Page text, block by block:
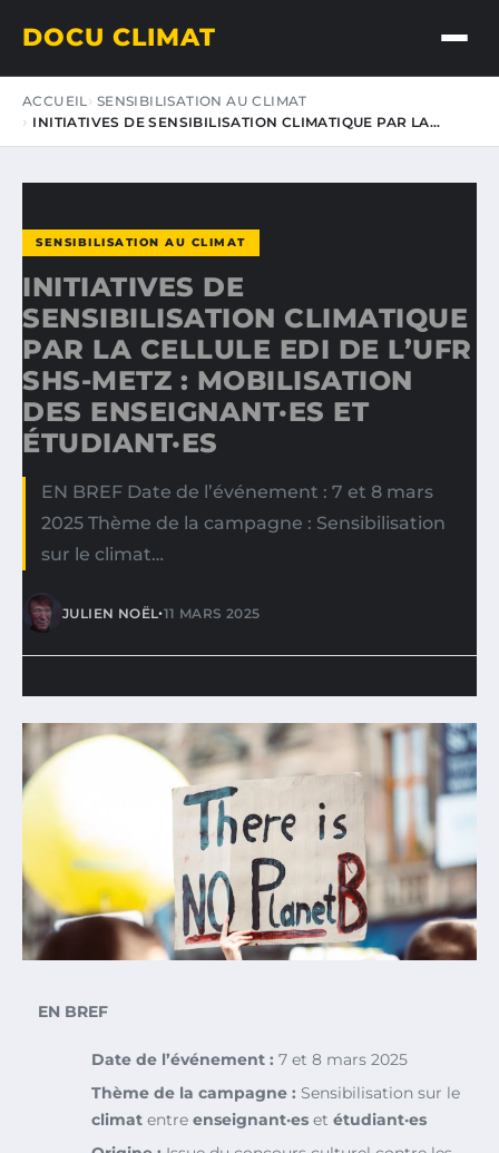
DOCU CLIMAT
ACCUEIL SENSIBILISATION AU CLIMAT
INITIATIVES DE SENSIBILISATION CLIMATIQUE PAR LA…
SENSIBILISATION AU CLIMAT
INITIATIVES DE
SENSIBILISATION CLIMATIQUE
PAR LA CELLULE EDI DE L’UFR
SHS-METZ : MOBILISATION
DES ENSEIGNANT·ES ET
ÉTUDIANT·ES
EN BREF Date de l’événement : 7 et 8 mars
2025 Thème de la campagne : Sensibilisation
sur le climat…
JULIEN NOËL•11 MARS 2025
EN BREF
Date de l’événement : 7 et 8 mars 2025
Thème de la campagne : Sensibilisation sur le
climat entre enseignant·es et étudiant·es